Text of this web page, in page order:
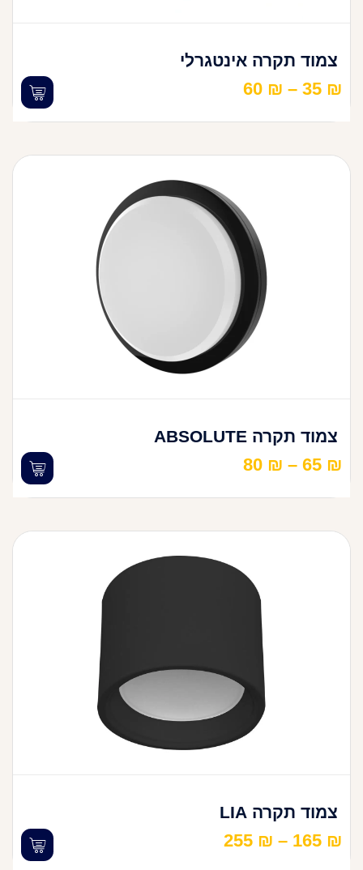
צמוד תקרה אינטגרלי
35 ₪
–
60 ₪
צמוד תקרה ABSOLUTE
65 ₪
–
80 ₪
צמוד תקרה LIA
165 ₪
–
255 ₪